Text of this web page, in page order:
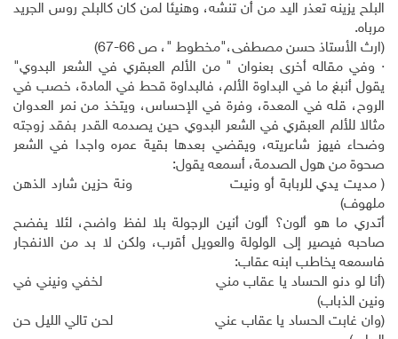
البلح يزينه تعذر اليد من أن تنشه، وهنيئا لمن كان كالبلح روس الجريد
مرباه.
(ارث الأستاذ حسن مصطفى،"مخطوط "، ص 66-67)
· وفي مقاله أخرى بعنوان " من الألم العبقري في الشعر البدوي"
يقول أنبغ ما في البداوة الألم، فالبداوة قحط في المادة، خصب في
الروح، قله في المعدة، وفرة في الإحساس، ويتخذ من نمر العدوان
مثالا للألم العبقري في الشعر البدوي حين يصدمه القدر بفقد زوجته
وضحاء فيهز شاعريته، ويقضي بعدها بقية عمره واجدا في الشعر
صحوة من هول الصدمة، أسمعه يقول:
( مديت يدي للربابة أو ونيت ونة حزين شارد الذهن
ملهوف)
أتدري ما هو ألون؟ ألون أنين الرجولة بلا لفظ واضح، لئلا يفضح
صاحبه فيصير إلى الولولة والعويل أقرب، ولكن لا بد من الانفجار
فاسمعه يخاطب ابنه عقاب:
(أنا لو دنو الحساد يا عقاب مني لخفي ونيني في
ونين الذباب)
(وان غابت الحساد يا عقاب عني لحن تالي الليل حن